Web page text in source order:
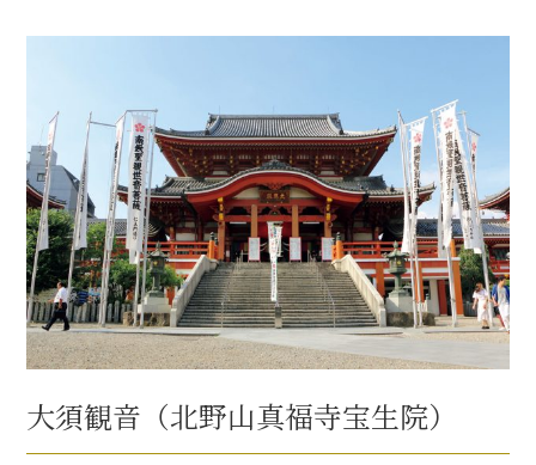
大須観音（北野山真福寺宝生院）